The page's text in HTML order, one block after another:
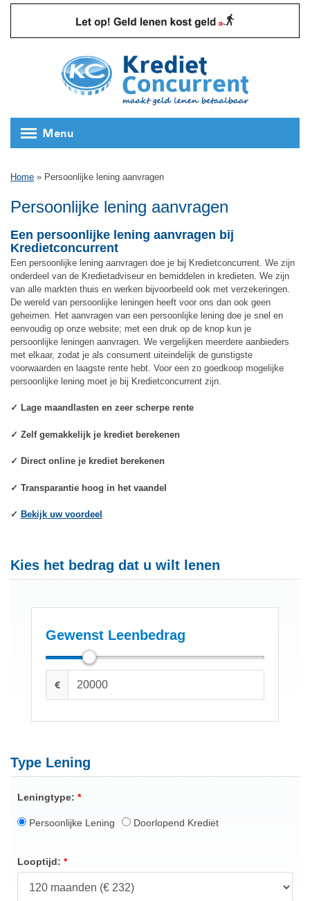
Menu
Home » Persoonlijke lening aanvragen
Persoonlijke lening aanvragen
Een persoonlijke lening aanvragen bij
Kredietconcurrent
Een persoonlijke lening aanvragen doe je bij Kredietconcurrent. We zijn
onderdeel van de Kredietadviseur en bemiddelen in kredieten. We zijn
van alle markten thuis en werken bijvoorbeeld ook met verzekeringen.
De wereld van persoonlijke leningen heeft voor ons dan ook geen
geheimen. Het aanvragen van een persoonlijke lening doe je snel en
eenvoudig op onze website; met een druk op de knop kun je
persoonlijke leningen aanvragen. We vergelijken meerdere aanbieders
met elkaar, zodat je als consument uiteindelijk de gunstigste
voorwaarden en laagste rente hebt. Voor een zo goedkoop mogelijke
persoonlijke lening moet je bij Kredietconcurrent zijn.
✓ Lage maandlasten en zeer scherpe rente
✓ Zelf gemakkelijk je krediet berekenen
✓ Direct online je krediet berekenen
✓ Transparantie hoog in het vaandel
✓ Bekijk uw voordeel
Kies het bedrag dat u wilt lenen
Gewenst Leenbedrag
Type Lening
Leningtype:
Persoonlijke Lening Doorlopend Krediet
Looptijd: